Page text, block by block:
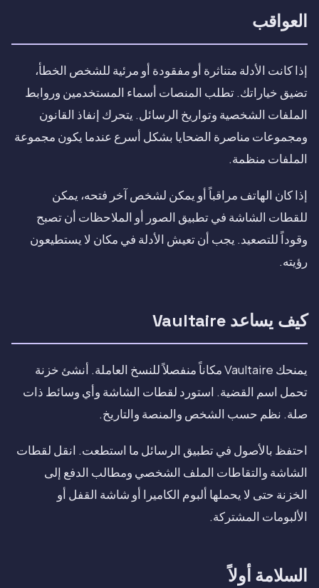
العواقب
إذا كانت الأدلة متناثرة أو مفقودة أو مرئية للشخص الخطأ،
تضيق خياراتك. تطلب المنصات أسماء المستخدمين وروابط
الملفات الشخصية وتواريخ الرسائل. يتحرك إنفاذ القانون
ومجموعات مناصرة الضحايا بشكل أسرع عندما يكون مجموعة
الملفات منظمة.
إذا كان الهاتف مراقباً أو يمكن لشخص آخر فتحه، يمكن
للقطات الشاشة في تطبيق الصور أو الملاحظات أن تصبح
وقوداً للتصعيد. يجب أن تعيش الأدلة في مكان لا يستطيعون
رؤيته.
كيف يساعد Vaultaire
يمنحك Vaultaire مكاناً منفصلاً للنسخ العاملة. أنشئ خزنة
تحمل اسم القضية. استورد لقطات الشاشة وأي وسائط ذات
صلة. نظم حسب الشخص والمنصة والتاريخ.
احتفظ بالأصول في تطبيق الرسائل ما استطعت. انقل لقطات
الشاشة والتقاطات الملف الشخصي ومطالب الدفع إلى
الخزنة حتى لا يحملها ألبوم الكاميرا أو شاشة القفل أو
الألبومات المشتركة.
السلامة أولاً